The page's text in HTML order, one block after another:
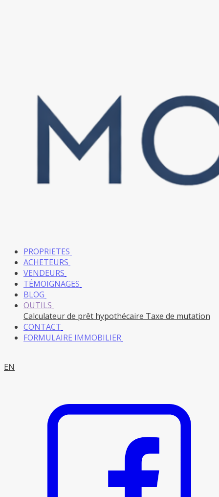
PROPRIETES
ACHETEURS
VENDEURS
TÉMOIGNAGES
BLOG
OUTILS
Calculateur de prêt hypothécaire Taxe de mutation
CONTACT
FORMULAIRE IMMOBILIER
EN